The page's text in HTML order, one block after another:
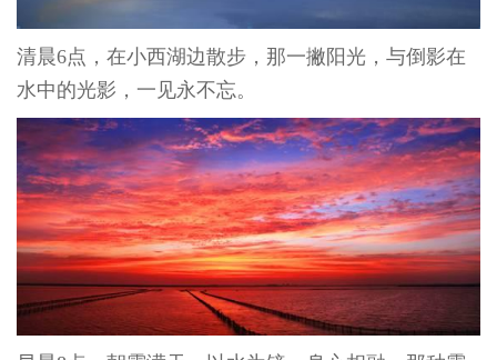
清晨6点，在小西湖边散步，那一撇阳光，与倒影在
水中的光影，一见永不忘。